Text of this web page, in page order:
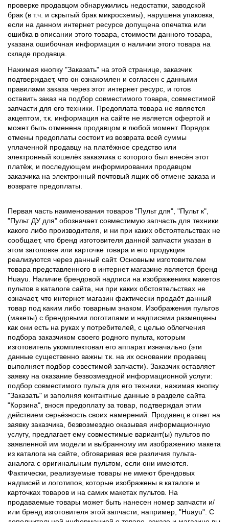
проверке продавцом обнаружились недостатки, заводской
брак (в т.ч. и скрытый брак микросхемы), нарушена упаковка,
если на данном интернет ресурсе допущена опечатка или
ошибка в описании этого товара, стоимости данного товара,
указана ошибочная информация о наличии этого товара на
складе продавца.
Нажимая кнопку "Заказать" на этой странице, заказчик
подтверждает, что он ознакомлен и согласен с данными
правилами заказа через этот интернет ресурс, и готов
оставить заказ на подбор совместимого товара, совместимой
запчасти для его техники. Предоплата товара не является
акцептом, т.к. информация на сайте не является офертой и
может быть отменена продавцом в любой момент. Порядок
отмены предоплаты состоит из возврата всей суммы
уплаченной продавцу на платёжное средство или
электронный кошелёк заказчика с которого был внесён этот
платёж, и последующем информировании продавцом
заказчика на электронный почтовый ящик об отмене заказа и
возврате предоплаты.
Первая часть наименования товаров "Пульт для", "Пульт к",
"Пульт ДУ для" обозначает совместимую запчасть для техники
какого либо производителя, и ни при каких обстоятельствах не
сообщает, что бренд изготовителя данной запчасти указан в
этом заголовке или карточке товара и его продукция
реализуются через данный сайт. Основным изготовителем
товара представленного в интернет магазине является бренд
Huayu. Наличие брендовой надписи на изображениях макетов
пультов в каталоге сайта, ни при каких обстоятельствах не
означает, что интернет магазин фактически продаёт данный
товар под каким либо товарным знаком. Изображения пультов
(макеты) с брендовыми логотипами и надписями размещены
как они есть на руках у потребителей, с целью облегчения
подбора заказчиком своего родного пульта, которым
изготовитель укомплектовал его аппарат изначально (эти
данные существенно важны т.к. на их основании продавец
выполняет подбор совестимой запчасти). Заказчик оставляет
заявку на оказание безвозмездной информационной услуги:
подбор совместимого пульта для его техники, нажимая кнопку
"Заказать" и заполняя контактные данные в разделе сайта
"Корзина", внося предоплату за товар, подтверждая этим
действием серьёзность своих намерений. Продавец в ответ на
заявку заказчика, безвозмездно оказывая информационную
услугу, предлагает ему совместимые вариант(ы) пультов по
заявленной им модели и выбранному им изображению макета
из каталога на сайте, обговаривая все различия пульта-
аналога с оригинальным пультом, если они имеются.
Фактически, реализуемые товары не имеют брендовых
надписей и логотипов, которые изображены в каталоге и
карточках товаров и на самих макетах пультов. На
продаваемые товары может быть нанесен номер запчасти и/
или бренд изготовителя этой запчасти, например, "Huayu". С